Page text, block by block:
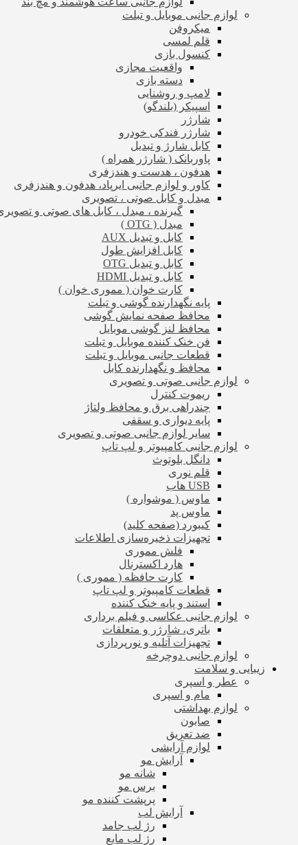
لوازم جانبی موبایل و تبلت
میکروفن
قلم لمسی
کنسول بازی
واقعیت مجازی
دسته بازی
لامپ و روشنایی
اسپیکر (بلندگو)
شارژر
شارژر فندکی خودرو
کابل شارژ و تبدیل
پاوربانک ( شارژر همراه )
هدفون ، هدست و هندزفری
کاور و لوازم جانبی ایرپاد، هدفون و هندزفری
مبدل و کابل صوتی ، تصویری
گیرنده ، مبدل ، کابل های صوتی و
مبدل ( OTG )
کابل و تبدیل AUX
کابل افزایش طول
کابل و تبدیل OTG
کابل و تبدیل HDMI
کارت خوان ( مموری خوان )
پایه نگهدارنده گوشی و تبلت
محافظ صفحه نمایش گوشی
محافظ لنز گوشی موبایل
فن خنک کننده موبایل و تبلت
قطعات جانبی موبایل و تبلت
محافظ و نگهدارنده کابل
لوازم جانبی صوتی و تصویری
ریموت کنترل
چندراهی برق و محافظ ولتاژ
پایه دیواری و سقفی
سایر لوازم جانبی صوتی و تصویری
لوازم جانبی کامپیوتر و لپ تاپ
دانگل بلوتوث
قلم نوری
USB هاب
ماوس ( موشواره )
ماوس پد
کیبورد (صفحه کلید)
تجهیزات ذخیره‌سازی اطلاعات
فلش مموری
هارد اکسترنال
کارت حافظه ( مموری )
قطعات کامپیوتر و لپ تاپ
استند و پایه خنک کننده
لوازم جانبی عکاسی و فیلم برداری
باتری، شارژر و متعلقات
تجهیزات آتلیه و نورپردازی
لوازم جانبی دوچرخه
زیبایی و سلامت
عطر و اسپری
مام و اسپری
لوازم بهداشتی
صابون
ضد تعریق
لوازم آرایشی
آرایش مو
شانه مو
برس مو
پرپشت کننده مو
آرایش لب
رژ لب جامد
رژ لب مایع